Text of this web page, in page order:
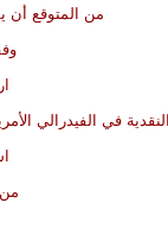
من المتوقع أن يشهد الاقتصاد
تراجع توقعات التضخم إلى النسبة 2.0% خلال
من